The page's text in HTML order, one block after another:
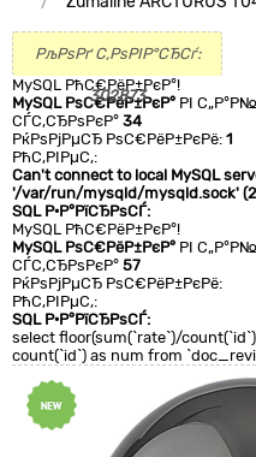
РљРѕРґ С‚РѕРІР°СЂСѓ:
302873
MySQL РћС€РёР±РєР°!
MySQL РѕС€РёР±РєР° РІ
СЃС‚СЂРѕРєР° 34
РќРѕРјРµСЂ РѕС€РёР±РєРё: 1
РћС‚РІРµС‚:
Can't connect to local MySQL
'/var/run/mysqld/mysqld.sock'
SQL Р·Р°РїСЂРѕСЃ:
MySQL РћС€РёР±РєР°!
MySQL РѕС€РёР±РєР° РІ
СЃС‚СЂРѕРєР° 57
РќРѕРјРµСЂ РѕС€РёР±РєРё:
РћС‚РІРµС‚:
SQL Р·Р°РїСЂРѕСЃ:
select floor(sum(`rate`)/
count(`id`) as num from